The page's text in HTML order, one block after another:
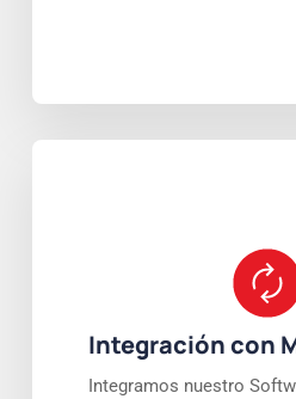
Integración con
Integramos nuestro